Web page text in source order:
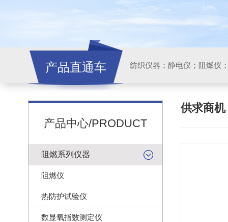
产品直通车 纺织仪器；静电仪；阻燃仪
供求商机
产品中心/PRODUCT
阻燃系列仪器
阻燃仪
热防护试验仪
数显氧指数测定仪